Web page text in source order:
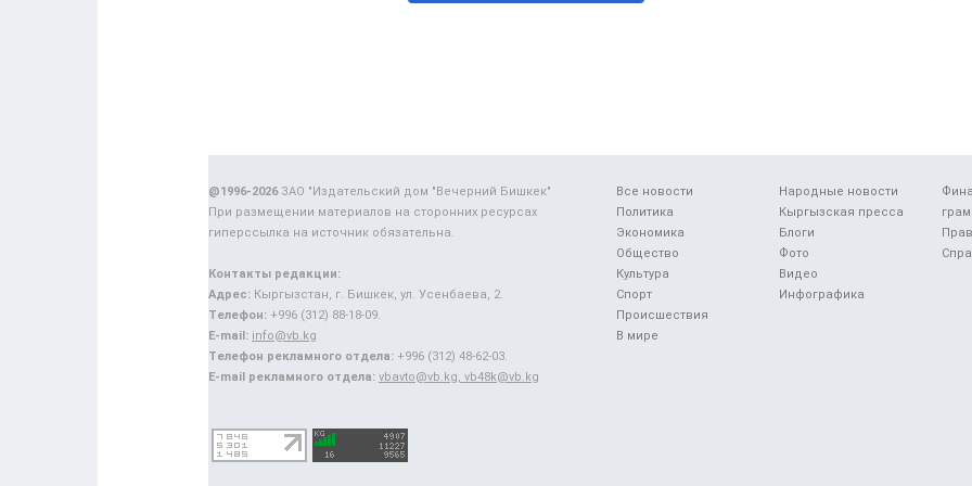
Все новости
Политика
Экономика
Общество
Культура
Спорт
Происшествия
В мире
Народные новости
Кыргызская пресса
Блоги
Фото
Видео
Инфографика
@1996-2026ЗАО "Издательский дом "Вечерний Бишкек"
При размещении материалов на сторонних ресурсах
гиперссылка на источник обязательна.
Контакты редакции:
Адрес: Кыргызстан, г. Бишкек, ул. Усенбаева, 2.
Телефон: +996 (312) 88-18-09.
E-mail: info@vb.kg
Телефон рекламного отдела: +996 (312) 48-62-03.
E-mail рекламного отдела: vbavto@vb.kg, vb48k@vb.kg